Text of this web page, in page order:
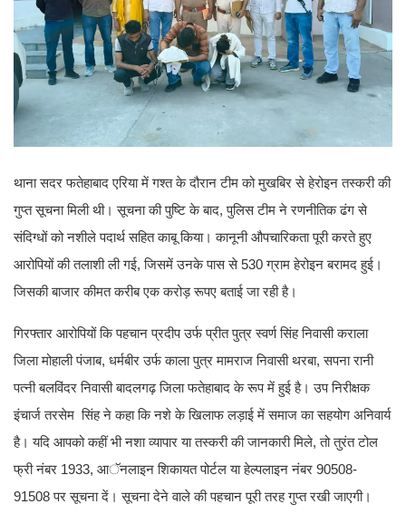
थाना सदर फतेहाबाद एरिया में गश्त के दौरान टीम को मुखबिर से हेरोइन तस्करी की
गुप्त सूचना मिली थी। सूचना की पुष्टि के बाद, पुलिस टीम ने रणनीतिक ढंग से
संदिग्धों को नशीले पदार्थ सहित काबू किया। कानूनी औपचारिकता पूरी करते हुए
आरोपियों की तलाशी ली गई, जिसमें उनके पास से 530 ग्राम हेरोइन बरामद हुई।
जिसकी बाजार कीमत करीब एक करोड़ रूपए बताई जा रही है।
गिरफ्तार आरोपियों कि पहचान प्रदीप उर्फ प्रीत पुत्र स्वर्ण सिंह निवासी कराला
जिला मोहाली पंजाब, धर्मबीर उर्फ काला पुत्र मामराज निवासी थरबा, सपना रानी
पत्नी बलविंदर निवासी बादलगढ़ जिला फतेहाबाद के रूप में हुई है। उप निरीक्षक
इंचार्ज तरसेम सिंह ने कहा कि नशे के खिलाफ लड़ाई में समाज का सहयोग अनिवार्य
है। यदि आपको कहीं भी नशा व्यापार या तस्करी की जानकारी मिले, तो तुरंत टोल
फ्री नंबर 1933, आॅनलाइन शिकायत पोर्टल या हेल्पलाइन नंबर 90508-
91508 पर सूचना दें। सूचना देने वाले की पहचान पूरी तरह गुप्त रखी जाएगी।